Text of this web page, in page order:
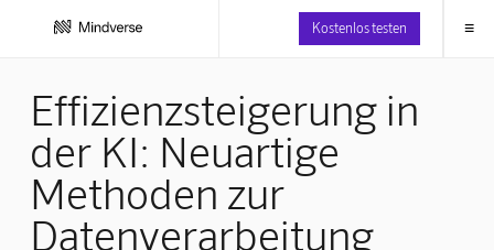
Kostenlos testen ≡
Effizienzsteigerung in
der KI: Neuartige
Methoden zur
Datenverarbeitung